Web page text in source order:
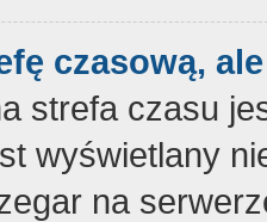
czasową,
strefa czasu
wyświetlany
na